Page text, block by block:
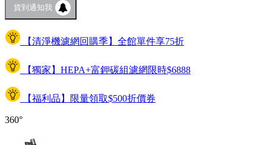
貨到通知我
【清淨機濾網回購季】全館單件享75折
【獨家】HEPA+富鉀碳組濾網限時$6888
【福利品】限量領取$500折價券
360°